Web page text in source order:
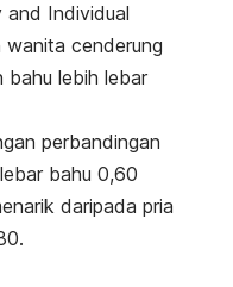
and Individual
cenderung
bahu lebih lebar
perbandingan
bahu 0,60
daripada pria